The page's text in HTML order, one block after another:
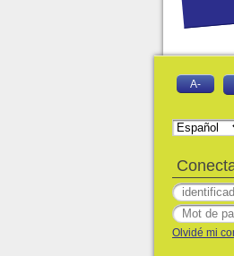
A-
Olvidé mi